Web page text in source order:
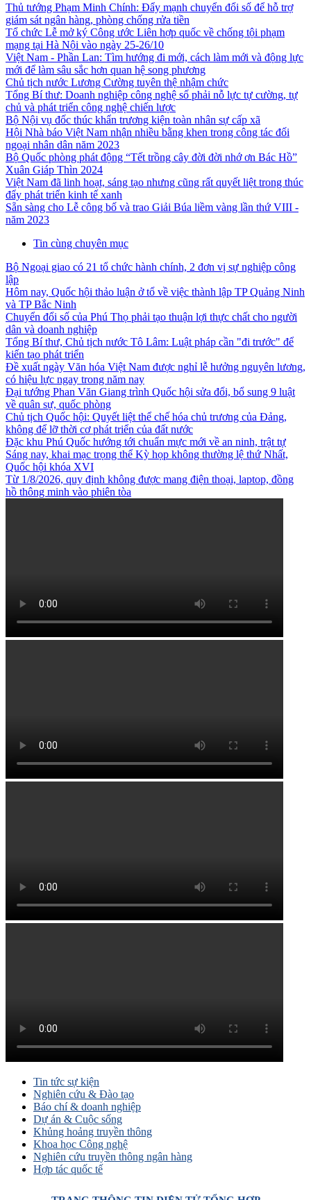
Thủ tướng Phạm Minh Chính: Đẩy mạnh chuyển đổi số để hỗ trợ
giám sát ngân hàng, phòng chống rửa tiền
Tổ chức Lễ mở ký Công ước Liên hợp quốc về chống tội phạm
mạng tại Hà Nội vào ngày 25-26/10
Việt Nam - Phần Lan: Tìm hướng đi mới, cách làm mới và động lực
mới để làm sâu sắc hơn quan hệ song phương
Chủ tịch nước Lương Cường tuyên thệ nhậm chức
Tổng Bí thư: Doanh nghiệp công nghệ số phải nỗ lực tự cường, tự
chủ và phát triển công nghệ chiến lược
Bộ Nội vụ đốc thúc khẩn trương kiện toàn nhân sự cấp xã
Hội Nhà báo Việt Nam nhận nhiều bằng khen trong công tác đối
ngoại nhân dân năm 2023
Bộ Quốc phòng phát động “Tết trồng cây đời đời nhớ ơn Bác Hồ”
Xuân Giáp Thìn 2024
Việt Nam đã linh hoạt, sáng tạo nhưng cũng rất quyết liệt trong thúc
đẩy phát triển kinh tế xanh
Sẵn sàng cho Lễ công bố và trao Giải Búa liềm vàng lần thứ VIII -
năm 2023
Tin cùng chuyên mục
Bộ Ngoại giao có 21 tổ chức hành chính, 2 đơn vị sự nghiệp công
lập
Hôm nay, Quốc hội thảo luận ở tổ về việc thành lập TP Quảng Ninh
và TP Bắc Ninh
Chuyển đổi số của Phú Thọ phải tạo thuận lợi thực chất cho người
dân và doanh nghiệp
Tổng Bí thư, Chủ tịch nước Tô Lâm: Luật pháp cần "đi trước" để
kiến tạo phát triển
Đề xuất ngày Văn hóa Việt Nam được nghỉ lễ hưởng nguyên lương,
có hiệu lực ngay trong năm nay
Đại tướng Phan Văn Giang trình Quốc hội sửa đổi, bổ sung 9 luật
về quân sự, quốc phòng
Chủ tịch Quốc hội: Quyết liệt thể chế hóa chủ trương của Đảng,
không để lỡ thời cơ phát triển của đất nước
Đặc khu Phú Quốc hướng tới chuẩn mực mới về an ninh, trật tự
Sáng nay, khai mạc trọng thể Kỳ họp không thường lệ thứ Nhất,
Quốc hội khóa XVI
Từ 1/8/2026, quy định không được mang điện thoại, laptop, đồng
hồ thông minh vào phiên tòa
Tin tức sự kiện
Nghiên cứu & Đào tạo
Báo chí & doanh nghiệp
Dự án & Cuộc sống
Khủng hoảng truyền thông
Khoa học Công nghệ
Nghiên cứu truyền thông ngân hàng
Hợp tác quốc tế